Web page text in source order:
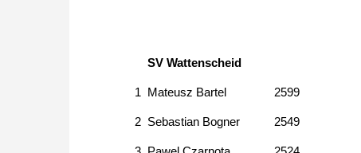
SV Wattenscheid
1 Mateusz Bartel 2599
2 Sebastian Bogner 2549